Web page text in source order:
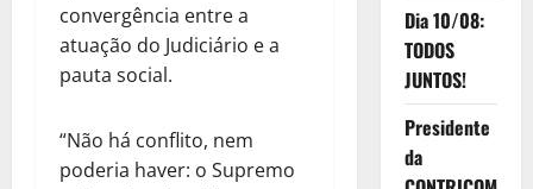
convergência entre a
atuação do Judiciário e a
pauta social.
“Não há conflito, nem
poderia haver: o Supremo
Dia 10/08:
TODOS
JUNTOS!
Presidente
da